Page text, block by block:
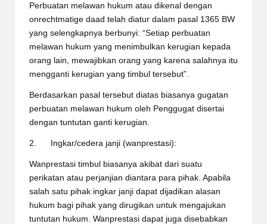
Perbuatan melawan hukum atau dikenal dengan
onrechtmatige daad telah diatur dalam pasal 1365 BW
yang selengkapnya berbunyi: “Setiap perbuatan
melawan hukum yang menimbulkan kerugian kepada
orang lain, mewajibkan orang yang karena salahnya itu
mengganti kerugian yang timbul tersebut”.
Berdasarkan pasal tersebut diatas biasanya gugatan
perbuatan melawan hukum oleh Penggugat disertai
dengan tuntutan ganti kerugian.
2. Ingkar/cedera janji (wanprestasi):
Wanprestasi timbul biasanya akibat dari suatu
perikatan atau perjanjian diantara para pihak. Apabila
salah satu pihak ingkar janji dapat dijadikan alasan
hukum bagi pihak yang dirugikan untuk mengajukan
tuntutan hukum. Wanprestasi dapat juga disebabkan